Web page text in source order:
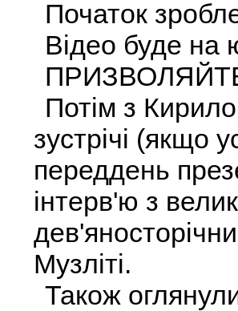
Початок
Відео буде на
Потім з
зустрічі (якщо
переддень
інтерв'ю з
Музліті.
Також